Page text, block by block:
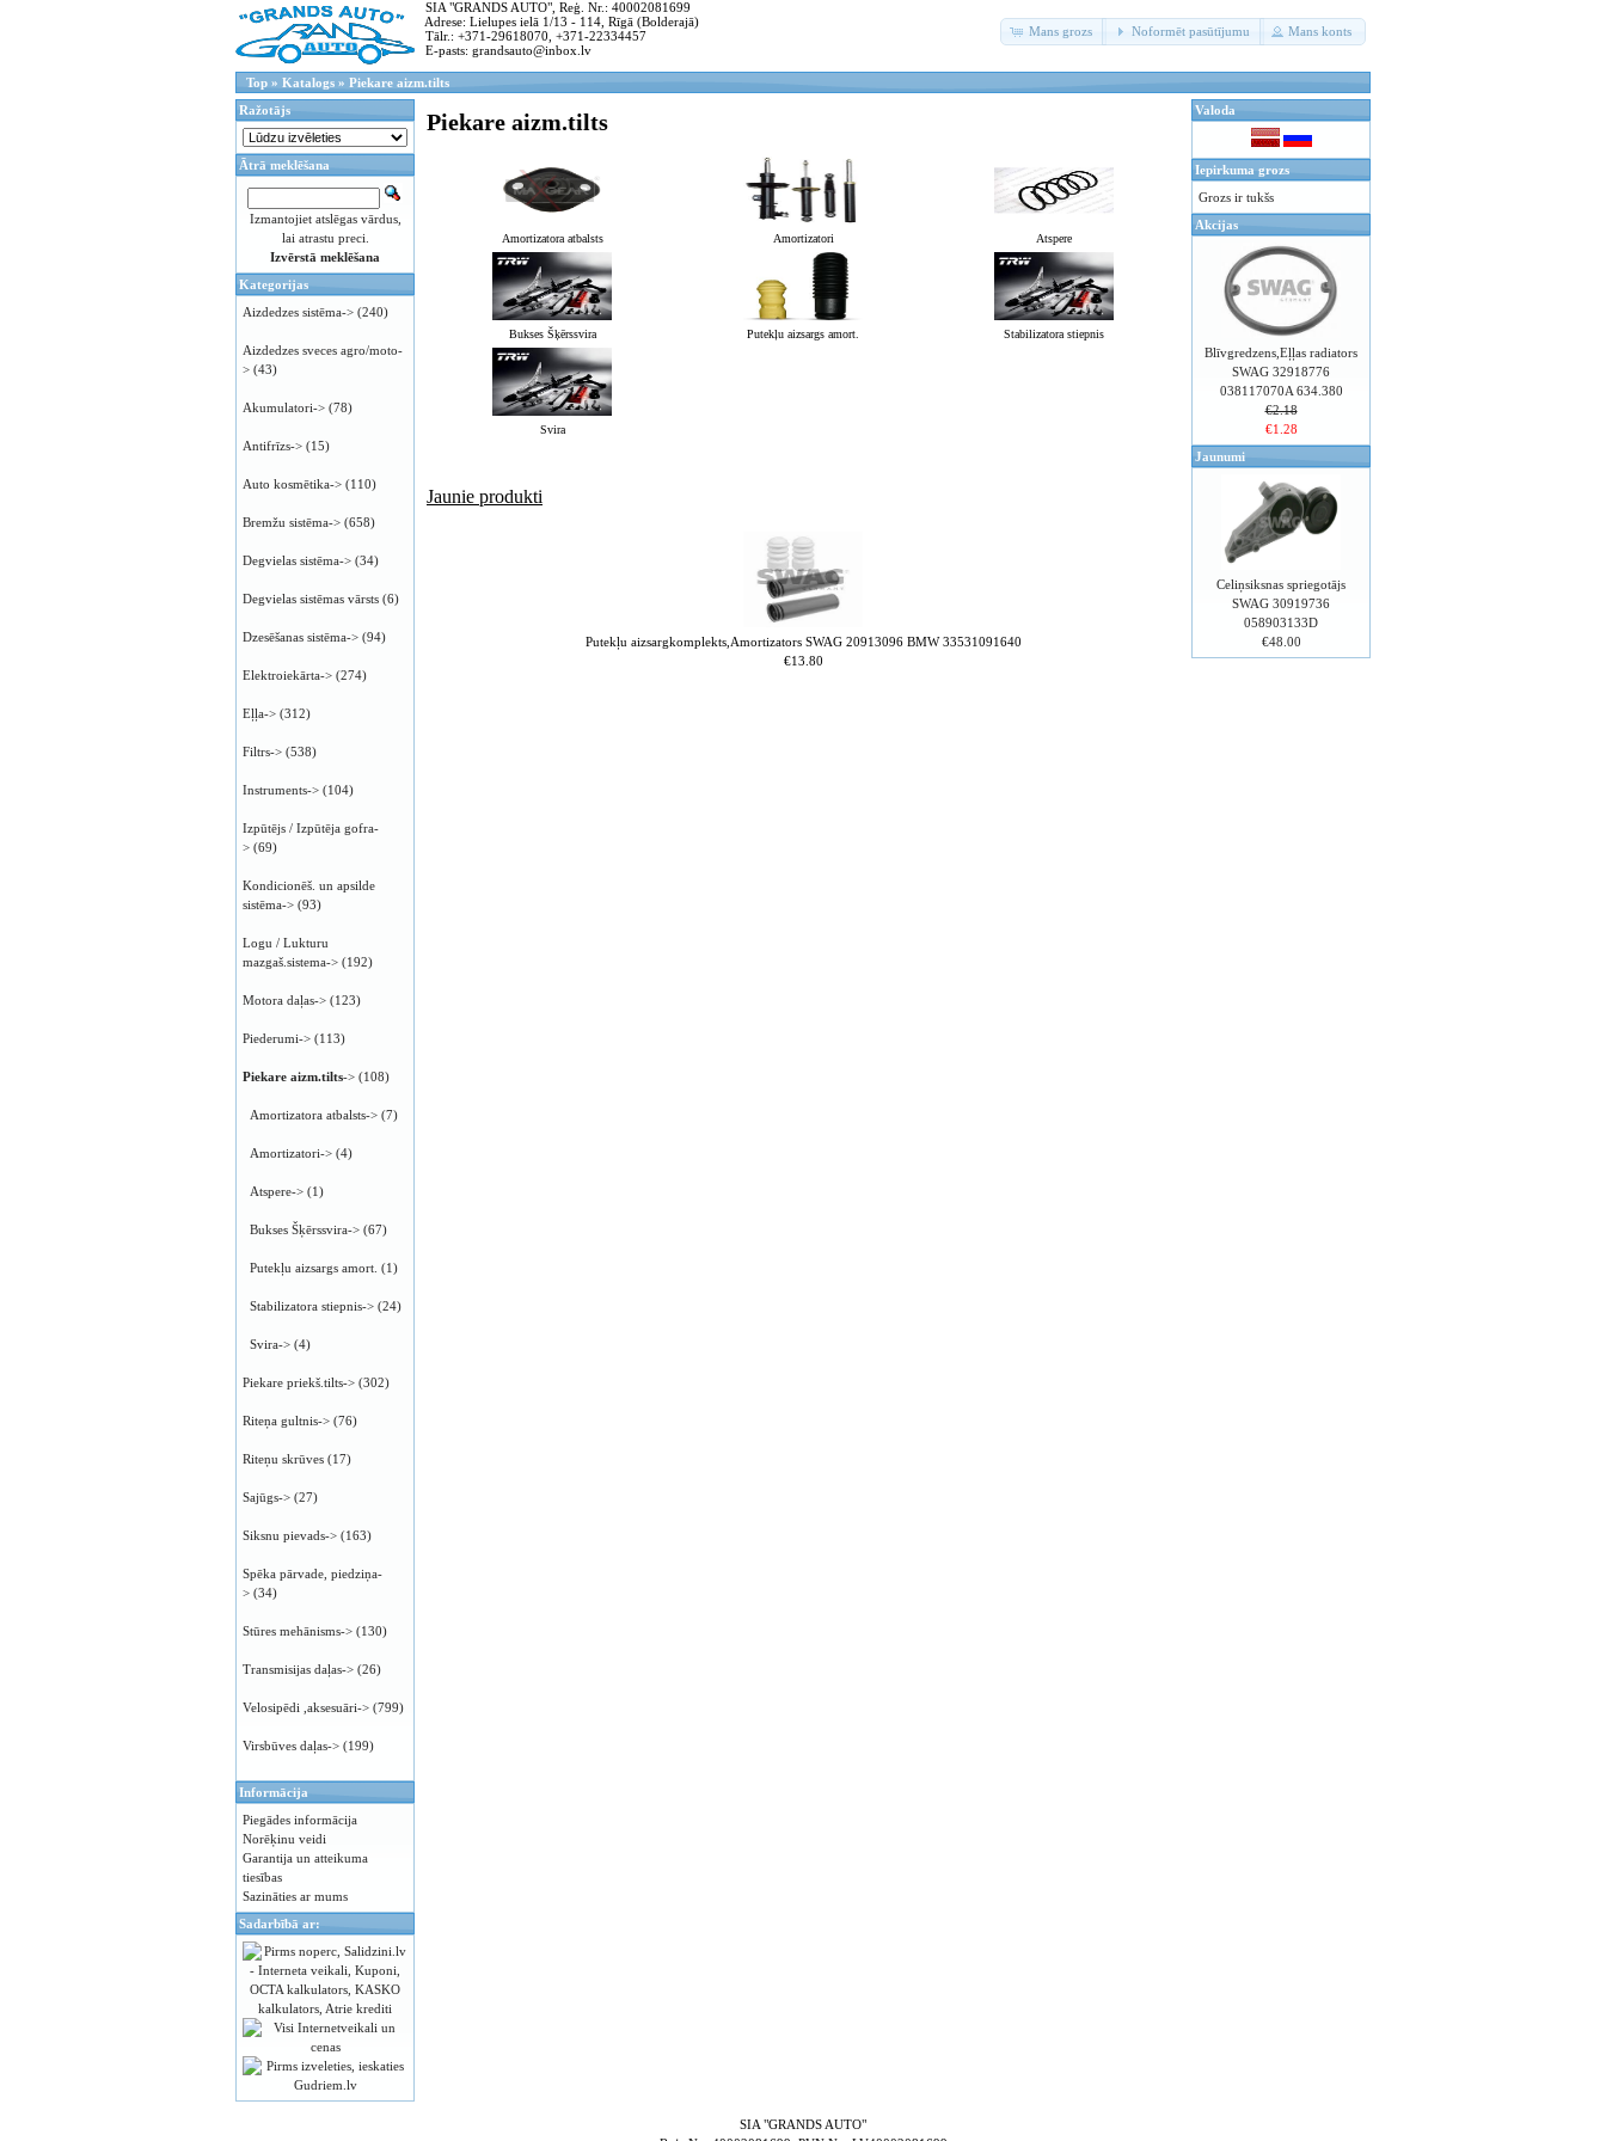
Mans grozs Noformēt pasūtījumu Mans konts
SIA "GRANDS AUTO", Reģ. Nr.: 40002081699
Adrese: Lielupes ielā 1/13 - 114, Rīgā (Bolderajā)
Tālr.: +371-29618070, +371-22334457
E-pasts: grandsauto@inbox.lv
Top » Katalogs » Piekare aizm.tilts
Piekare aizm.tilts
Amortizatora atbalsts Amortizatori Atspere
Bukses Šķērssvira Putekļu aizsargs amort. Stabilizatora stiepnis
Svira
Jaunie produkti
Putekļu aizsargkomplekts,Amortizators SWAG 20913096 BMW 33531091640
€13.80
Ražotājs
Ātrā meklēšana
Izmantojiet atslēgas vārdus,
lai atrastu preci.
Izvērstā meklēšana
Kategorijas
Aizdedzes sistēma-> (240)
Aizdedzes sveces agro/moto-
> (43)
Akumulatori-> (78)
Antifrīzs-> (15)
Auto kosmētika-> (110)
Bremžu sistēma-> (658)
Degvielas sistēma-> (34)
Degvielas sistēmas vārsts (6)
Dzesēšanas sistēma-> (94)
Elektroiekārta-> (274)
Eļļa-> (312)
Filtrs-> (538)
Instruments-> (104)
Izpūtējs / Izpūtēja gofra-
> (69)
Kondicionēš. un apsilde
sistēma-> (93)
Logu / Lukturu
mazgaš.sistema-> (192)
Motora daļas-> (123)
Piederumi-> (113)
Piekare aizm.tilts-> (108)
Amortizatora atbalsts-> (7)
Amortizatori-> (4)
Atspere-> (1)
Bukses Šķērssvira-> (67)
Putekļu aizsargs amort. (1)
Stabilizatora stiepnis-> (24)
Svira-> (4)
Piekare priekš.tilts-> (302)
Riteņa gultnis-> (76)
Riteņu skrūves (17)
Sajūgs-> (27)
Siksnu pievads-> (163)
Spēka pārvade, piedziņa-
> (34)
Stūres mehānisms-> (130)
Transmisijas daļas-> (26)
Velosipēdi ,aksesuāri-> (799)
Virsbūves daļas-> (199)
Informācija
Piegādes informācija
Norēķinu veidi
Garantija un atteikuma
tiesības
Sazināties ar mums
Sadarbībā ar:
Valoda
Iepirkuma grozs
Grozs ir tukšs
Akcijas
Blīvgredzens,Eļļas radiators
SWAG 32918776
038117070A 634.380
€2.18
€1.28
Jaunumi
Celiņsiksnas spriegotājs
SWAG 30919736
058903133D
€48.00
SIA "GRANDS AUTO"